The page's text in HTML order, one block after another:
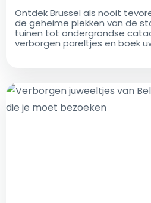
Ontdek Brussel als nooit
de geheime plekken van de
tuinen tot ondergrondse
verborgen pareltjes en boek